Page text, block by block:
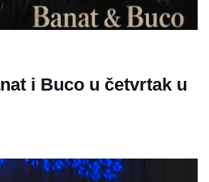
i Buco u četvrtak u